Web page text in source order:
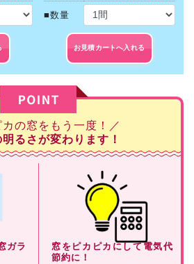
■数量
お見積カートへ入れる
カの窓をもう一度！／
明るさが変わります！
ガラ
窓をピカピカにして電気代
節約に！